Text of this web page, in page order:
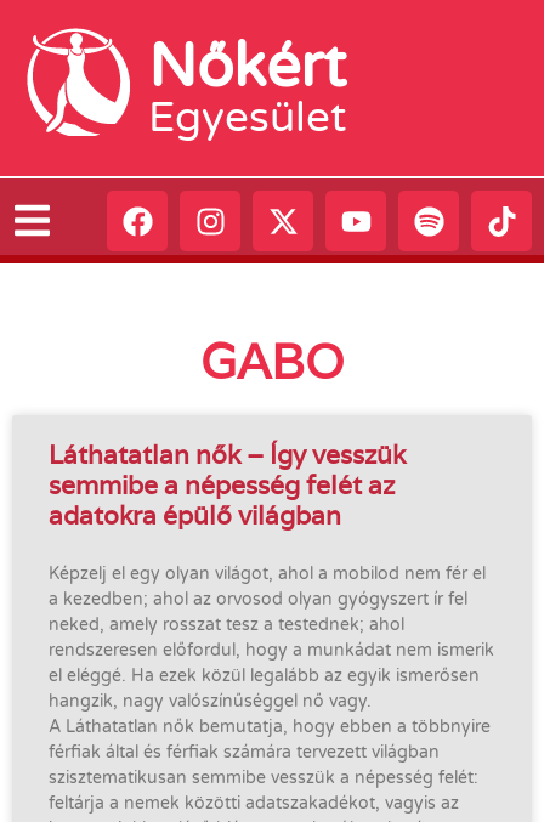
Nőkért
Egyesület
GABO
Láthatatlan ​nők – Így vesszük
semmibe a népesség felét az
adatokra épülő világban
Képzelj el egy olyan világot, ahol a mobilod nem fér el
a kezedben; ahol az orvosod olyan gyógyszert ír fel
neked, amely rosszat tesz a testednek; ahol
rendszeresen előfordul, hogy a munkádat nem ismerik
el eléggé. Ha ezek közül legalább az egyik ismerősen
hangzik, nagy valószínűséggel nő vagy.
A Láthatatlan nők bemutatja, hogy ebben a többnyire
férfiak által és férfiak számára tervezett világban
szisztematikusan semmibe vesszük a népesség felét:
feltárja a nemek közötti adatszakadékot, vagyis az